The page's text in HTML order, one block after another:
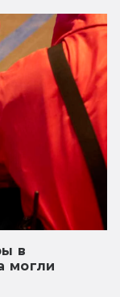
в
могли